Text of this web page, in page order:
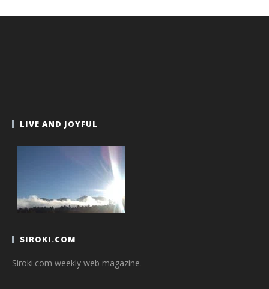
LIVE AND JOYFUL
SIROKI.COM
Siroki.com weekly web magazine.